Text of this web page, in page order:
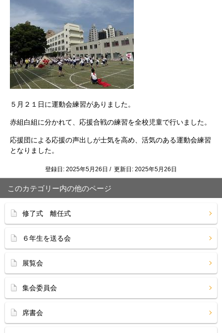
５月２１日に運動会練習がありました。
赤組白組に分かれて、応援合戦の練習を全校児童で行いました。
応援団による応援の声出しが士気を高め、活気のある運動会練習
となりました。
登録日: 2025年5月26日 / 更新日: 2025年5月26日
このカテゴリー内の他のページ
修了式 離任式
６年生を送る会
展覧会
集会委員会
席書会